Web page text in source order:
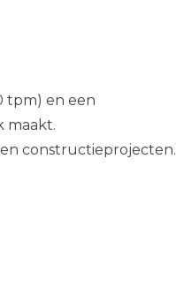
tpm) en een
maakt.
constructieprojecten.